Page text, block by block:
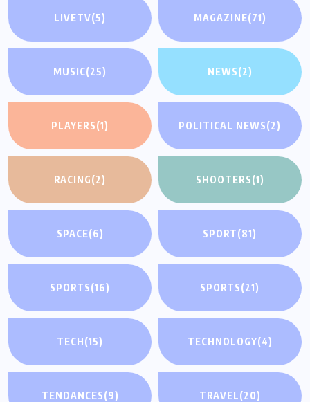
LIVETV(5) MAGAZINE(71)
MUSIC(25) NEWS(2)
PLAYERS(1) POLITICAL NEWS(2)
RACING(2) SHOOTERS(1)
SPACE(6) SPORT(81)
SPORTS(16) SPORTS(21)
TECH(15) TECHNOLOGY(4)
TENDANCES(9) TRAVEL(20)